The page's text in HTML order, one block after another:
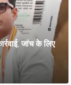
जांच के लिए